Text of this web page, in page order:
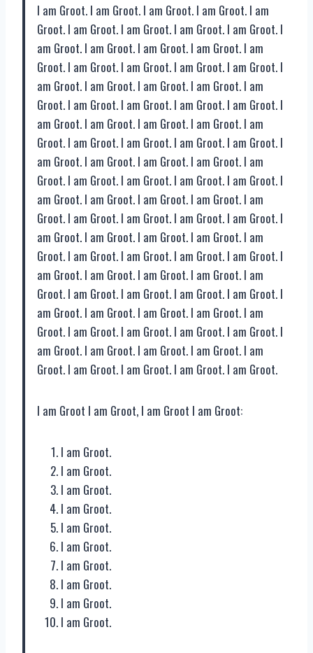
I am Groot. I am Groot. I am Groot. I am Groot. I am
Groot. I am Groot. I am Groot. I am Groot. I am Groot. I
am Groot. I am Groot. I am Groot. I am Groot. I am
Groot. I am Groot. I am Groot. I am Groot. I am Groot. I
am Groot. I am Groot. I am Groot. I am Groot. I am
Groot. I am Groot. I am Groot. I am Groot. I am Groot. I
am Groot. I am Groot. I am Groot. I am Groot. I am
Groot. I am Groot. I am Groot. I am Groot. I am Groot. I
am Groot. I am Groot. I am Groot. I am Groot. I am
Groot. I am Groot. I am Groot. I am Groot. I am Groot. I
am Groot. I am Groot. I am Groot. I am Groot. I am
Groot. I am Groot. I am Groot. I am Groot. I am Groot. I
am Groot. I am Groot. I am Groot. I am Groot. I am
Groot. I am Groot. I am Groot. I am Groot. I am Groot. I
am Groot. I am Groot. I am Groot. I am Groot. I am
Groot. I am Groot. I am Groot. I am Groot. I am Groot. I
am Groot. I am Groot. I am Groot. I am Groot. I am
Groot. I am Groot. I am Groot. I am Groot. I am Groot. I
am Groot. I am Groot. I am Groot. I am Groot. I am
Groot. I am Groot. I am Groot. I am Groot. I am Groot.
I am Groot I am Groot, I am Groot I am Groot:
I am Groot.
I am Groot.
I am Groot.
I am Groot.
I am Groot.
I am Groot.
I am Groot.
I am Groot.
I am Groot.
I am Groot.